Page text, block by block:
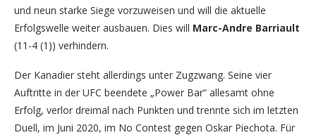
und neun starke Siege vorzuweisen und will die aktuelle
Erfolgswelle weiter ausbauen. Dies will Marc-Andre Barriault
(11-4 (1)) verhindern.
Der Kanadier steht allerdings unter Zugzwang. Seine vier
Auftritte in der UFC beendete „Power Bar“ allesamt ohne
Erfolg, verlor dreimal nach Punkten und trennte sich im letzten
Duell, im Juni 2020, im No Contest gegen Oskar Piechota. Für